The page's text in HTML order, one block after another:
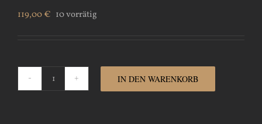
119,00€ 10 vorrätig
IN DEN WARENKORB